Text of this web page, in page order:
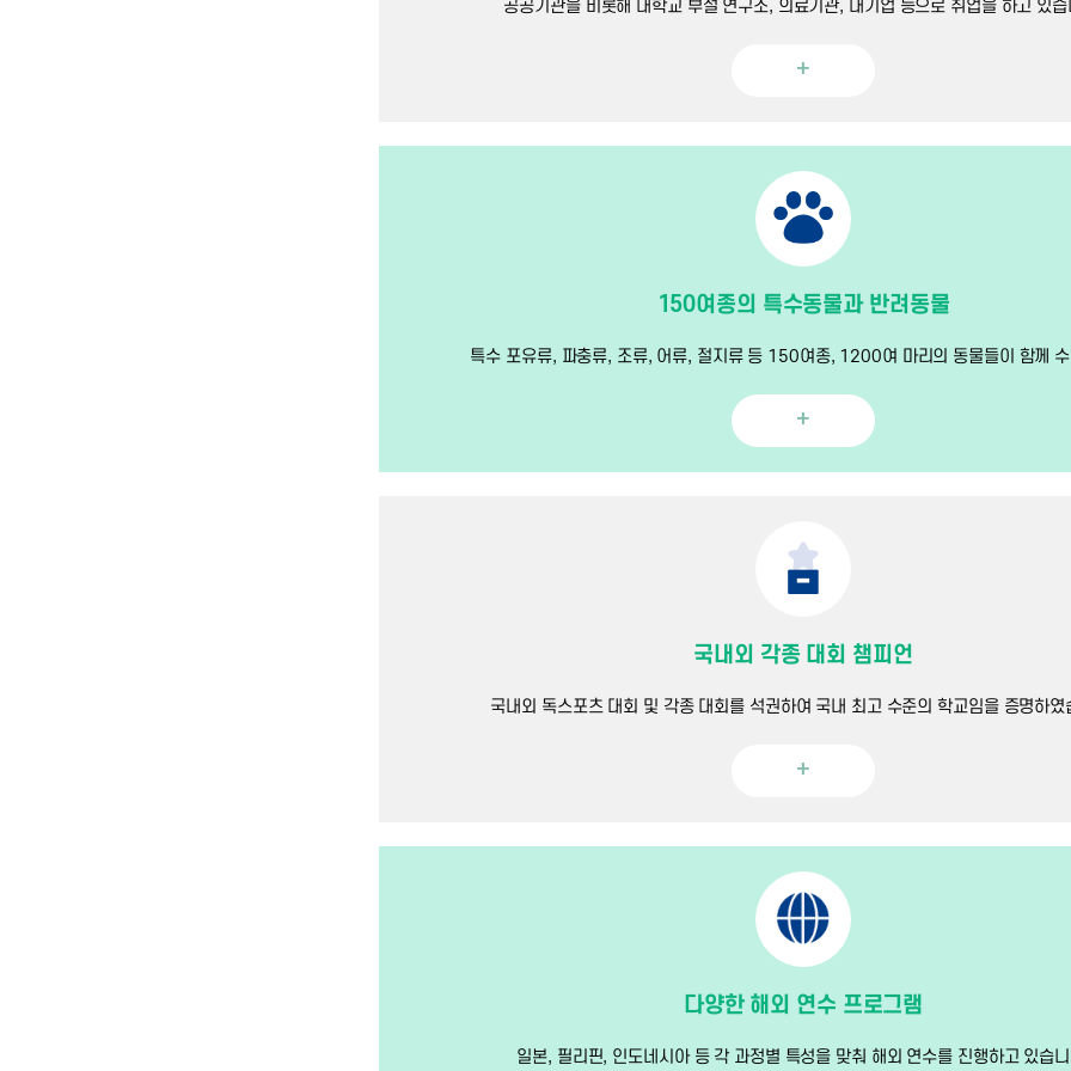
공공기관을 비롯해 대학교 부설 연구소, 의료기관, 대기업 등으로 취업을 하고 있습
+
150여종의 특수동물과 반려동물
특수 포유류, 파충류, 조류, 어류, 절지류 등 150여종, 1200여 마리의 동물들이 함께
+
국내외 각종 대회 챔피언
국내외 독스포츠 대회 및 각종 대회를 석권하여 국내 최고 수준의 학교임을 증명하였
+
다양한 해외 연수 프로그램
일본, 필리핀, 인도네시아 등 각 과정별 특성을 맞춰 해외 연수를 진행하고 있습